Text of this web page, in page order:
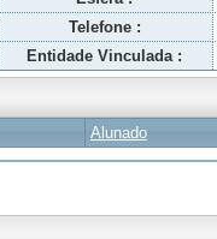
Telefone :
Entidade Vinculada :
Alunado